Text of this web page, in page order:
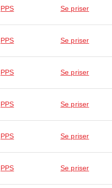
PPS Se priser
PPS Se priser
PPS Se priser
PPS Se priser
PPS Se priser
PPS Se priser